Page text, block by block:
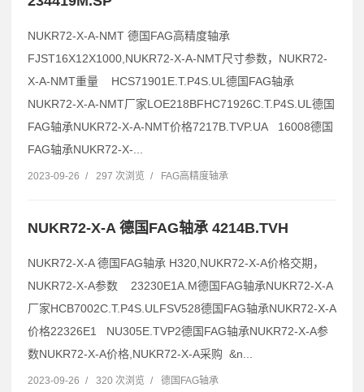
NUKR72-X-A-NMT 德国FAG高精度轴承
FJST16X12X1000,NUKR72-X-A-NMT尺寸参数，NUKR72-
X-A-NMT重量 HCS71901E.T.P4S.UL德国FAG轴承
NUKR72-X-A-NMT厂家LOE218BFHC71926C.T.P4S.UL德国
FAG轴承NUKR72-X-A-NMT价格7217B.TVP.UA 16008德国
FAG轴承NUKR72-X-...
2023-09-26 / 297 次浏览 / FAG高精度轴承
NUKR72-X-A 德国FAG轴承 4214B.TVH
NUKR72-X-A 德国FAG轴承 H320,NUKR72-X-A价格交期，
NUKR72-X-A参数 23230E1A.M德国FAG轴承NUKR72-X-A
厂家HCB7002C.T.P4S.ULFSV528德国FAG轴承NUKR72-X-A
价格22326E1 NU305E.TVP2德国FAG轴承NUKR72-X-A参
数NUKR72-X-A价格,NUKR72-X-A采购 &n...
2023-09-26 / 320 次浏览 / 德国FAG轴承